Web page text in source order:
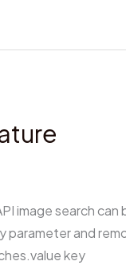
image search can
parameter and
key